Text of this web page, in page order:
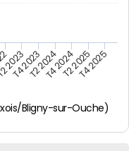
Bligny-sur-Ouche)
2023
T4 2023T2 2024T4 2024T2 2025T4 2025